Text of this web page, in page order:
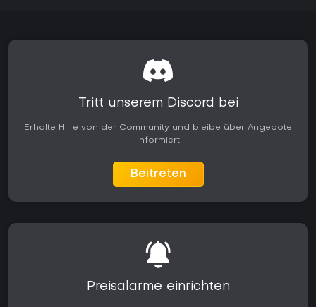
Tritt unserem Discord bei
Erhalte Hilfe von der Community und bleibe über Angebote
informiert
Beitreten
Preisalarme einrichten